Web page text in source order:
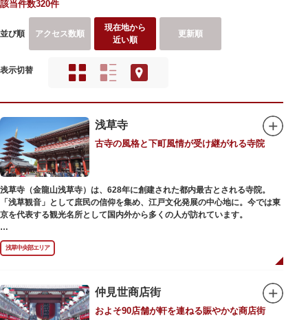
該当件数320件
並び順 アクセス数順
現在地から
近い順
更新順
表示切替
浅草寺
古寺の風格と下町風情が受け継がれる寺院
浅草寺（金龍山浅草寺）は、628年に創建された都内最古とされる寺院。
「浅草観音」として庶民の信仰を集め、江戸文化発展の中心地に。今では東
京を代表する観光名所として国内外から多くの人が訪れています。
浅草の象徴とも言える「雷門（風雷神門）」は、高さ3.9mの大提灯と風神雷
神像が安置された浅草寺の総門。本堂前には2体の仁王尊像が並ぶ山門「宝
蔵門」が建ち、参拝客を堂々と迎えてくれます。本堂前には、邪気を払うご
身を清めましょう。「観音堂」とも呼ばれる本堂にはご本尊の聖観世音菩薩
が祀られており、毎日定時に法要が執り行われています。
境内の歴史ある建造物も必見です。ひと際目立つ五重塔、国指定重要文化財
浅草中央部エリア
仲見世商店街
およそ90店舗が軒を連ねる賑やかな商店街